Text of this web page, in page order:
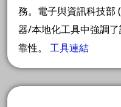
務。電子與資訊科技部
器/本地化工具中強調
靠性。 工具連結